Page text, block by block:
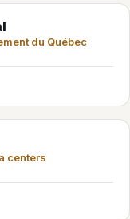
du Québec
centers